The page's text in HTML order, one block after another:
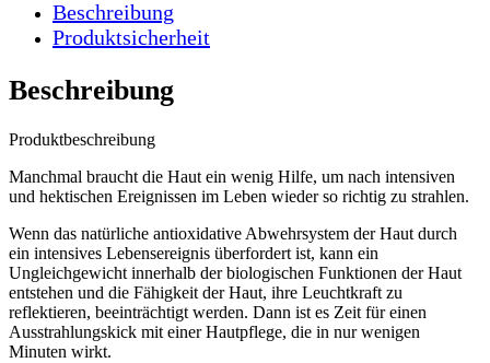
Beschreibung
Produktsicherheit
Beschreibung
Produktbeschreibung
Manchmal braucht die Haut ein wenig Hilfe, um nach intensiven
und hektischen Ereignissen im Leben wieder so richtig zu strahlen.
Wenn das natürliche antioxidative Abwehrsystem der Haut durch
ein intensives Lebensereignis überfordert ist, kann ein
Ungleichgewicht innerhalb der biologischen Funktionen der Haut
entstehen und die Fähigkeit der Haut, ihre Leuchtkraft zu
reflektieren, beeinträchtigt werden. Dann ist es Zeit für einen
Ausstrahlungskick mit einer Hautpflege, die in nur wenigen
Minuten wirkt.